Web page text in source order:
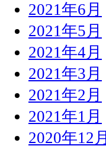
2021年6月
2021年5月
2021年4月
2021年3月
2021年2月
2021年1月
2020年12月